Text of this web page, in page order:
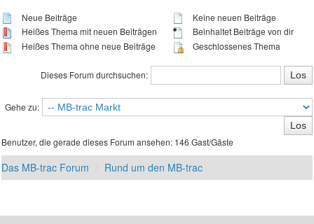
Neue Beiträge
Heißes Thema mit neuen Beiträgen
Heißes Thema ohne neue Beiträge
Keine neuen Beiträge
Beinhaltet Beiträge von dir
Geschlossenes Thema
Dieses Forum durchsuchen:
Gehe zu:
Benutzer, die gerade dieses Forum ansehen: 146 Gast/Gäste
Das MB-trac Forum Rund um den MB-trac